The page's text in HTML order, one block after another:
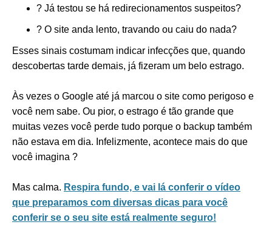
? Já testou se há redirecionamentos suspeitos?
? O site anda lento, travando ou caiu do nada?
Esses sinais costumam indicar infecções que, quando
descobertas tarde demais, já fizeram um belo estrago.
Às vezes o Google até já marcou o site como perigoso e
você nem sabe. Ou pior, o estrago é tão grande que
muitas vezes você perde tudo porque o backup também
não estava em dia. Infelizmente, acontece mais do que
você imagina ?
Mas calma. Respira fundo, e vai lá conferir o vídeo
que preparamos com diversas dicas para você
conferir se o seu site está realmente seguro!